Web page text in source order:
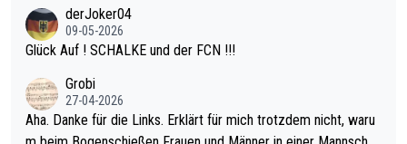
erden, im Arm hat. Und, dass Medikamente ihm helfen! Ich glau
be immer noch, dass sehr viele der Dartits-Fälle fälschlich psy
diese könnten teils wirksam behandelt werden! Dafür müsste
man nur zum Neurologen und nicht zum Mentaltrainer gehen…
derJoker04
09-05-2026
Glück Auf ! SCHALKE und der FCN !!!
Grobi
27-04-2026
Aha. Danke für die Links. Erklärt für mich trotzdem nicht, waru